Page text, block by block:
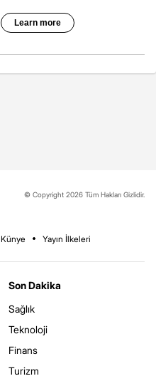
© Copyright 2026 Tüm Hakları Gizlidir.
Künye Yayın İlkeleri
Son Dakika
Sağlık
Teknoloji
Finans
Turizm